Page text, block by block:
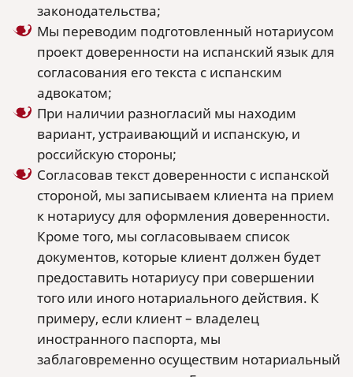
законодательства;
Мы переводим подготовленный нотариусом
проект доверенности на испанский язык для
согласования его текста с испанским
адвокатом;
При наличии разногласий мы находим
вариант, устраивающий и испанскую, и
российскую стороны;
Согласовав текст доверенности с испанской
стороной, мы записываем клиента на прием
к нотариусу для оформления доверенности.
Кроме того, мы согласовываем список
документов, которые клиент должен будет
предоставить нотариусу при совершении
того или иного нотариального действия. К
примеру, если клиент – владелец
иностранного паспорта, мы
заблаговременно осуществим нотариальный